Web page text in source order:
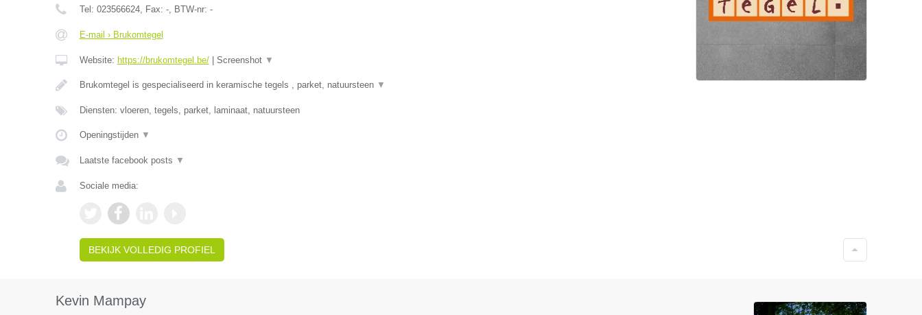
Tel: 023566624, Fax: -, BTW-nr: -
E-mail › Brukomtegel
Website: https://brukomtegel.be/| Screenshot ▼
Brukomtegel is gespecialiseerd in keramische tegels , parket, natuursteen ▼
Diensten: vloeren, tegels, parket, laminaat, natuursteen
Openingstijden ▼
Laatste facebook posts ▼
Sociale media:
BEKIJK VOLLEDIG PROFIEL
Kevin Mampay